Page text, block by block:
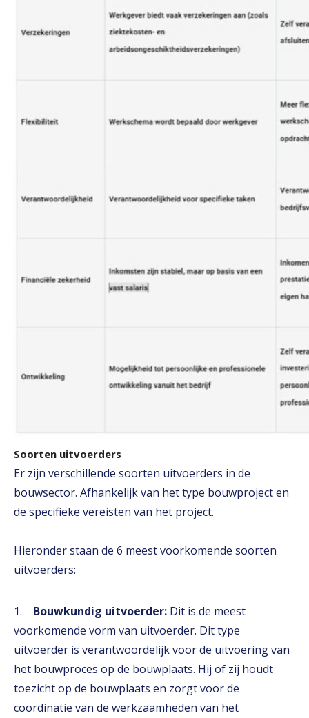
Soorten uitvoerders
Er zijn verschillende soorten uitvoerders in de
bouwsector. Afhankelijk van het type bouwproject en
de specifieke vereisten van het project.
Hieronder staan de 6 meest voorkomende soorten
uitvoerders:
1. Bouwkundig uitvoerder: Dit is de meest
voorkomende vorm van uitvoerder. Dit type
uitvoerder is verantwoordelijk voor de uitvoering van
het bouwproces op de bouwplaats. Hij of zij houdt
toezicht op de bouwplaats en zorgt voor de
coördinatie van de werkzaamheden van het